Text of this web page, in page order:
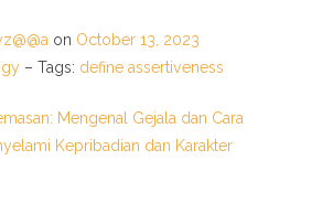
on October 13, 2023
– Tags: define assertiveness
Mengenal Gejala dan Cara
Kepribadian dan Karakter